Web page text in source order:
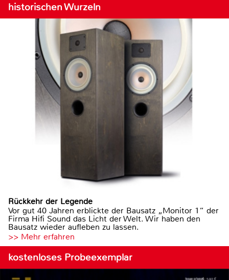
historischen Wurzeln
Rückkehr der Legende
Vor gut 40 Jahren erblickte der Bausatz „Monitor 1“ der
Firma Hifi Sound das Licht der Welt. Wir haben den
Bausatz wieder aufleben zu lassen.
>> Mehr erfahren
kostenloses Probeexemplar